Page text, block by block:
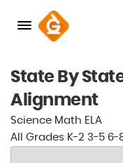
State By
Alignment
Science Math ELA
All
Grades K-2 3-5 6-